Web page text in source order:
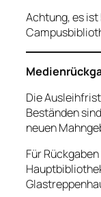
Achtung, es
Die
Beständen
neuen
Für